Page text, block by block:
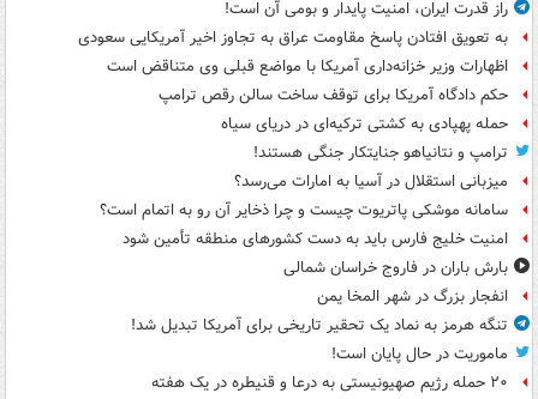
راز قدرت ایران، امنیت پایدار و بومی آن است!
به تعویق افتادن پاسخ مقاومت عراق به تجاوز اخیر آمریکایی سعودی
اظهارات وزیر خزانه‌داری آمریکا با مواضع قبلی وی متناقض است
حکم دادگاه آمریکا برای توقف ساخت سالن رقص ترامپ
حمله پهپادی به کشتی ترکیه‌ای در دریای سیاه
ترامپ و نتانیاهو جنایتکار جنگی هستند!
میزبانی استقلال در آسیا به امارات می‌رسد؟
سامانه موشکی پاتریوت چیست و چرا ذخایر آن رو به اتمام است؟
امنیت خلیج فارس باید به دست کشورهای منطقه تأمین شود
بارش باران در فاروج خراسان شمالی
انفجار بزرگ در شهر المخا یمن
تنگه هرمز به نماد یک تحقیر تاریخی برای آمریکا تبدیل شد!
ماموریت در حال پایان است!
۲۰ حمله رژیم صهیونیستی به درعا و قنیطره در یک هفته